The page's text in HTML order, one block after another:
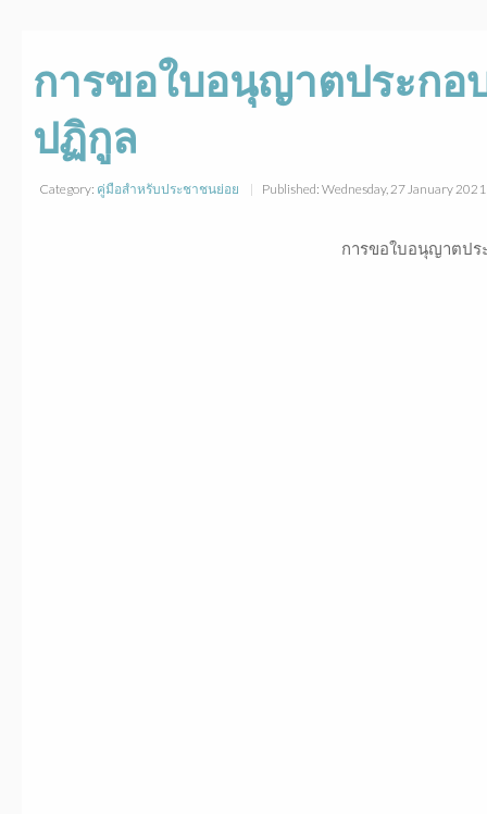
การขอใบอนุญาตประกอ
ปฏิกูล
Category: คู่มือสำหรับประชาชนย่อย Published: Wednesday, 27 January
การขอใบอนุญาตปร